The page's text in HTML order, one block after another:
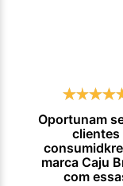
Oportunam
clientes
marca Caju
com